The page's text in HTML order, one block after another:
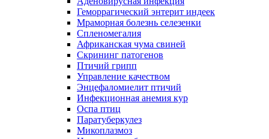
Геморрагический энтерит индеек
Мраморная болезнь селезенки
Спленомегалия
Африканская чума свиней
Скрининг патогенов
Птичий грипп
Управление качеством
Энцефаломиелит птичий
Инфекционная анемия кур
Оспа птиц
Паратуберкулез
Микоплазмоз